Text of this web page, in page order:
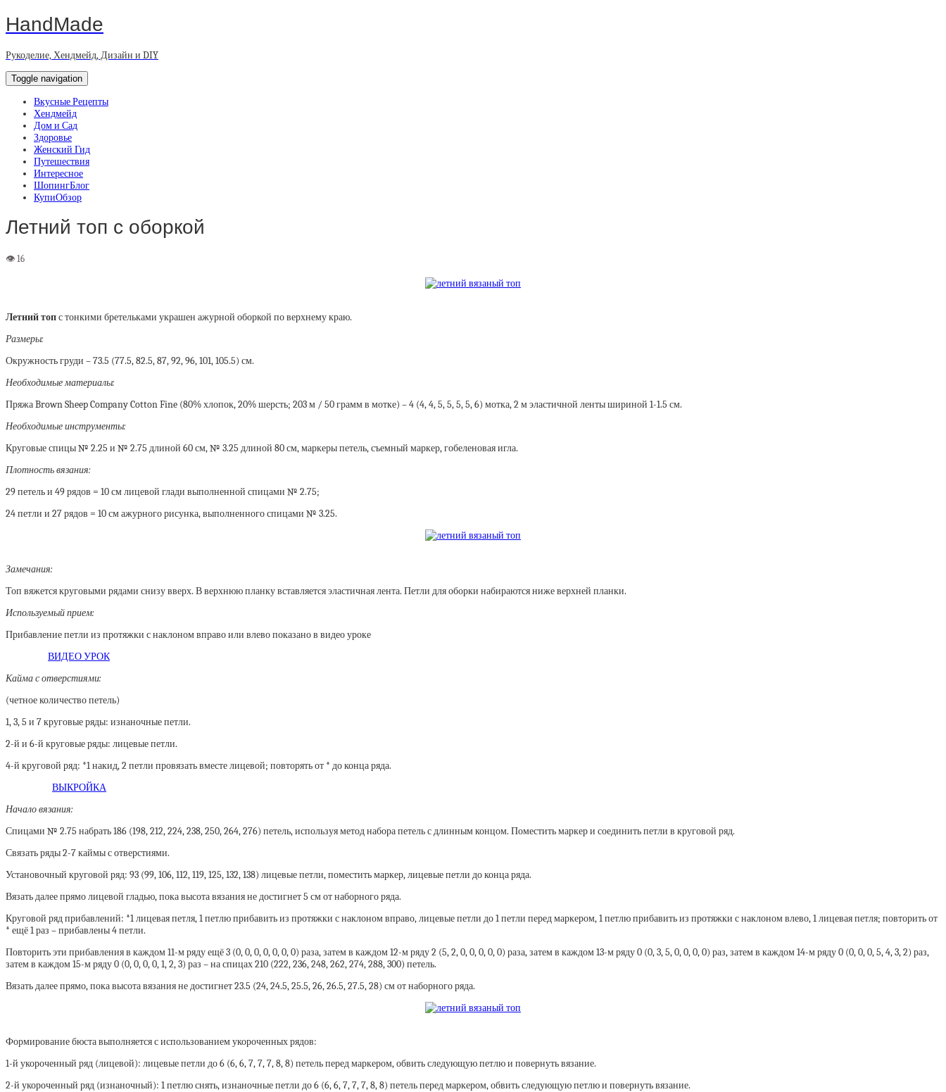
HandMade
Рукоделие, Хендмейд, Дизайн и DIY
Toggle navigation
Вкусные Рецепты
Хендмейд
Дом и Сад
Здоровье
Женский Гид
Путешествия
Интересное
ШопингБлог
КупиОбзор
Летний топ с оборкой
Летний топс тонкими бретельками украшен ажурной оборкой по верхнему краю.
Размеры:
Окружность груди – 73.5 (77.5, 82.5, 87, 92, 96, 101, 105.5) см.
Необходимые материалы:
Пряжа Brown Sheep Company Cotton Fine (80% хлопок, 20% шерсть; 203 м / 50 грамм в мотке) – 4 (4, 4, 5, 5, 5, 5, 6) мотка, 2 м эластичной ленты шириной 1-1.5 см.
Необходимые инструменты:
Круговые спицы № 2.25 и № 2.75 длиной 60 см, № 3.25 длиной 80 см, маркеры петель, съемный маркер, гобеленовая игла.
Плотность вязания:
29 петель и 49 рядов = 10 см лицевой глади выполненной спицами № 2.75;
24 петли и 27 рядов = 10 см ажурного рисунка, выполненного спицами № 3.25.
Замечания:
Топ вяжется круговыми рядами снизу вверх. В верхнюю планку вставляется эластичная лента. Петли для оборки набираются ниже верхней планки.
Используемый прием:
Прибавление петли из протяжки с наклоном вправо или влево показано в видео уроке
ВИДЕО УРОК
Кайма с отверстиями:
(четное количество петель)
1, 3, 5 и 7 круговые ряды: изнаночные петли.
2-й и 6-й круговые ряды: лицевые петли.
4-й круговой ряд: *1 накид, 2 петли провязать вместе лицевой; повторять от * до конца ряда.
ВЫКРОЙКА
Начало вязания:
Спицами № 2.75 набрать 186 (198, 212, 224, 238, 250, 264, 276) петель, используя метод набора петель с длинным концом. Поместить маркер и соединить петли в круговой ряд.
Связать ряды 2-7 каймы с отверстиями.
Установочный круговой ряд: 93 (99, 106, 112, 119, 125, 132, 138) лицевые петли, поместить маркер, лицевые петли до конца ряда.
Вязать далее прямо лицевой гладью, пока высота вязания не достигнет 5 см от наборного ряда.
Круговой ряд прибавлений: *1 лицевая петля, 1 петлю прибавить из протяжки с наклоном вправо, лицевые петли до 1 петли перед маркером, 1 петлю прибавить из протяжки с наклоном влево, 1 лицевая петля; повторить от
* ещё 1 раз – прибавлены 4 петли.
Повторить эти прибавления в каждом 11-м ряду ещё 3 (0, 0, 0, 0, 0, 0, 0) раза, затем в каждом 12-м ряду 2 (5, 2, 0, 0, 0, 0, 0) раза, затем в каждом 13-м ряду 0 (0, 3, 5, 0, 0, 0, 0) раз, затем в каждом 14-м ряду 0 (0, 0, 0, 5, 4, 3, 2) раз,
затем в каждом 15-м ряду 0 (0, 0, 0, 0, 1, 2, 3) раз – на спицах 210 (222, 236, 248, 262, 274, 288, 300) петель.
Вязать далее прямо, пока высота вязания не достигнет 23.5 (24, 24.5, 25.5, 26, 26.5, 27.5, 28) см от наборного ряда.
Формирование бюста выполняется с использованием укороченных рядов:
1-й укороченный ряд (лицевой): лицевые петли до 6 (6, 6, 7, 7, 7, 8, 8) петель перед маркером, обвить следующую петлю и повернуть вязание.
2-й укороченный ряд (изнаночный): 1 петлю снять, изнаночные петли до 6 (6, 6, 7, 7, 7, 8, 8) петель перед маркером, обвить следующую петлю и повернуть вязание.